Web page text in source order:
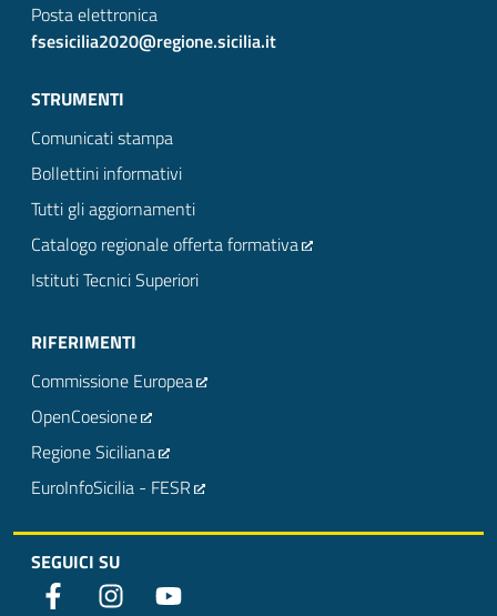
Posta elettronica
fsesicilia2020@regione.sicilia.it
STRUMENTI
Comunicati stampa
Bollettini informativi
Tutti gli aggiornamenti
Catalogo regionale offerta formativa
Istituti Tecnici Superiori
RIFERIMENTI
Commissione Europea
OpenCoesione
Regione Siciliana
EuroInfoSicilia - FESR
SEGUICI SU